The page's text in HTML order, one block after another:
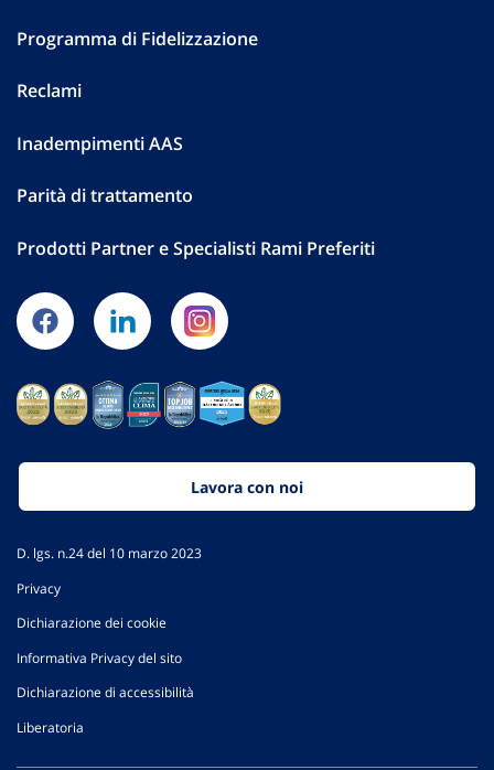
Programma di Fidelizzazione
Reclami
Inadempimenti AAS
Parità di trattamento
Prodotti Partner e Specialisti Rami Preferiti
Lavora con noi
D. lgs. n.24 del 10 marzo 2023
Privacy
Dichiarazione dei cookie
Informativa Privacy del sito
Dichiarazione di accessibilità
Liberatoria